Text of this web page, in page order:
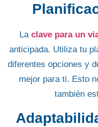
La clave para un
anticipada. Utiliza tu
diferentes opciones y
mejor para ti. Esto
también